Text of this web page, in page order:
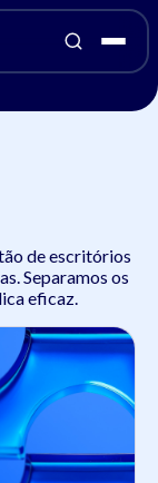
de escritórios
Separamos os
eficaz.